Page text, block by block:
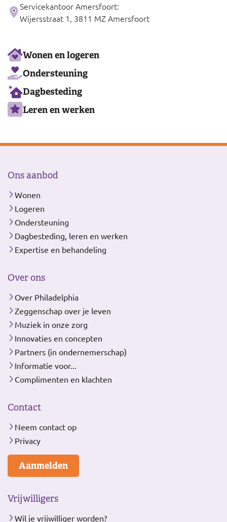
Servicekantoor Amersfoort:
Wijersstraat 1, 3811 MZ Amersfoort
Ons
aanbod
Wonen en logeren
Ondersteuning
Dagbesteding
Leren en werken
Ons aanbod
Wonen
Logeren
Ondersteuning
Dagbesteding, leren en werken
Expertise en behandeling
Over ons
Over Philadelphia
Zeggenschap over je leven
Muziek in onze zorg
Innovaties en concepten
Partners (in ondernemerschap)
Informatie voor...
Complimenten en klachten
Contact
Neem contact op
Privacy
Aanmelden
Vrijwilligers
Wil je vrijwilliger worden?